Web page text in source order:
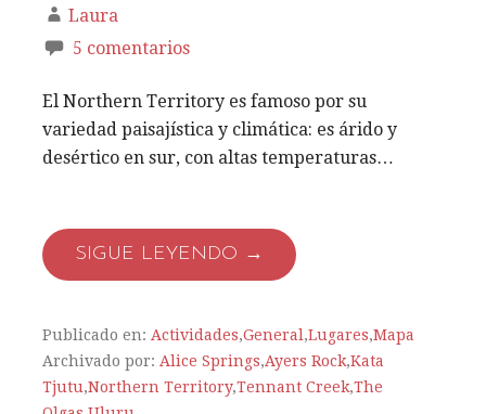
Laura
5 comentarios
El Northern Territory es famoso por su
variedad paisajística y climática: es árido y
desértico en sur, con altas temperaturas…
SIGUE LEYENDO →
Publicado en: Actividades,General ,Lugares,Mapa
Archivado por: Alice Springs,Ayers Rock,Kata
Tjutu,Northern Territory,Tennant Creek,The